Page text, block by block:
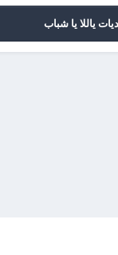
ياللا يا شباب